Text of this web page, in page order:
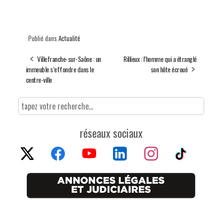
Publié dans Actualité
Villefranche-sur-Saône : un
immeuble s’effondre dans le
centre-ville
Rillieux : l’homme qui a étranglé
son hôte écroué
réseaux sociaux